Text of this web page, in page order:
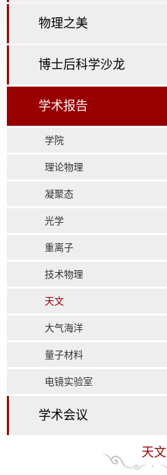
物理之美
博士后科学沙龙
学术报告
学院
理论物理
凝聚态
光学
重离子
技术物理
天文
大气海洋
量子材料
电镜实验室
学术会议
天文